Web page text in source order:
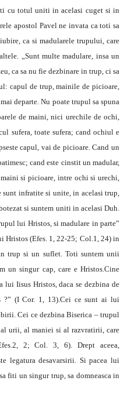
cu totul uniti in acelasi cuget si in
apostol Pavel ne invata ca toti sa
ca si madularele trupului, care
„Sunt multe madulare, insa un
ca sa nu fie dezbinare in trup, ci sa
capul de trup, mainile de picioare,
departe. Nu poate trupul sa spuna
de maini, nici urechile de ochi,
sufera, toate sufera; cand ochiul e
capul, vai de picioare. Cand un
cand este cinstit un madular,
si picioare, intre ochi si urechi,
sunt infratite si unite, in acelasi trup,
si suntem uniti in acelasi Duh.
lui Hristos, si madulare in parte”
Hristos (Efes. 1, 22-25; Col.1, 24) in
trup si un suflet. Toti suntem unii
un singur cap, care e Hristos.Cine
lui Iisus Hristos, daca se dezbina de
?” (I Cor. 1, 13).Cei ce sunt ai lui
Cei ce dezbina Biserica – trupul
urii, al maniei si al razvratirii, care
2; Col. 3, 6). Drept aceea,
legatura desavarsirii. Si pacea lui
fiti un singur trup, sa domneasca in